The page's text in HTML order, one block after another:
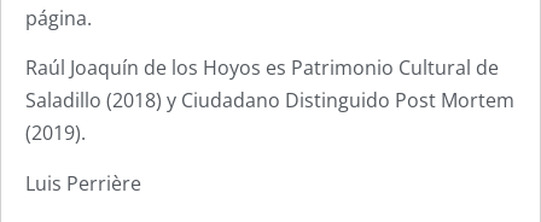
página.
Raúl Joaquín de los Hoyos es Patrimonio Cultural de
Saladillo (2018) y Ciudadano Distinguido Post Mortem
(2019).
Luis Perrière